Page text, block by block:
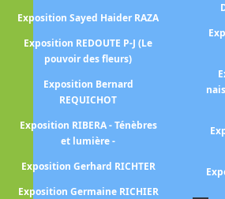
Exposition Sayed Haider RAZA
Exposition REDOUTE P-J (Le
pouvoir des fleurs)
Exposition Bernard
REQUICHOT
Exposition RIBERA - Ténèbres
et lumière -
Exposition Gerhard RICHTER
Exposition Germaine RICHIER